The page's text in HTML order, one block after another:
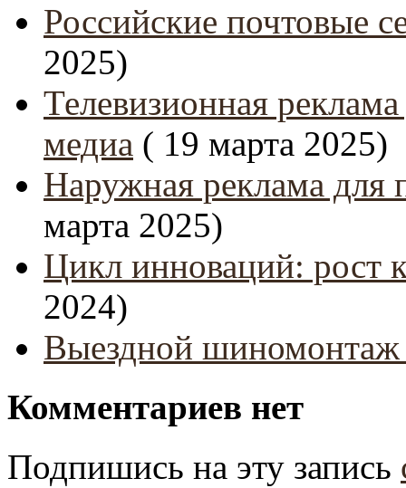
Российские почтовые
2025)
Телевизионная
медиа ( 19 марта 2025)
Наружная реклама для
марта 2025)
Цикл инноваций: рост
2024)
Выездной
Комментариев нет
Подпишись на эту запись